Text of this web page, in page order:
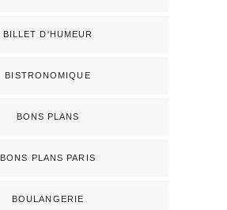
BILLET D'HUMEUR
BISTRONOMIQUE
BONS PLANS
BONS PLANS PARIS
BOULANGERIE